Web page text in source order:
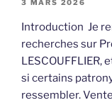
3 MARS 2026
Introduction Je
recherches sur
LESCOUFFLIER,
si certains
ressembler.